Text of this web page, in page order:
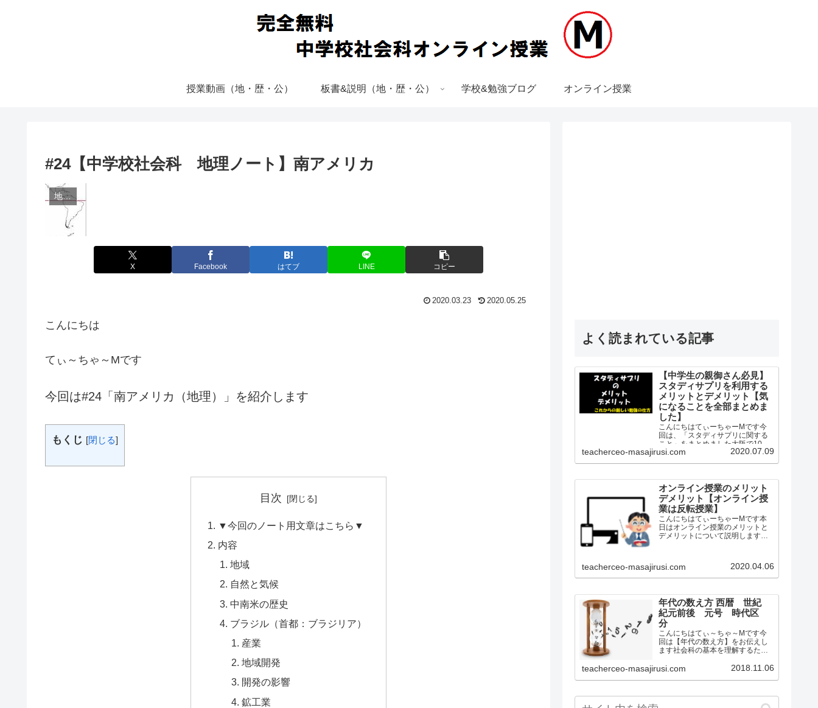
授業動画（地・歴・公） 板書&説明（地・歴・公） 学校&勉強ブログ オンライン授業
#24【中学校社会科 地理ノート】南アメリカ
地理一覧
X Facebook はてブ LINE コピー
2020.03.23 2020.05.25
こんにちは
てぃ～ちゃ～Mです
今回は#24「南アメリカ（地理）」を紹介します
もくじ [閉じる]
目次
▼今回のノート用文章はこちら▼
内容
地域
自然と気候
中南米の歴史
ブラジル（首都：ブラジリア）
産業
地域開発
開発の影響
鉱工業
よく読まれている記事
【中学生の親御さん必見】
スタディサプリを利用する
メリットとデメリット【気
になることを全部まとめま
した】
こんにちはてぃーちゃーMです今
回は、「スタディサプリに関する
こと」をまとめました大阪で10年
間公立学校の社会科の教師として
経験したというプロの観点から
「スタディサプリ」を紹介します
「…
teacherceo-masajirusi.com 2020.07.09
オンライン授業のメリット
デメリット【オンライン授
業は反転授業】
こんにちはてぃーちゃーMです本
日はオンライン授業のメリットと
デメリットについて説明します私
の活用やこれからの日本における
学校教育が変化するだろ…
teacherceo-masajirusi.com 2020.04.06
年代の数え方 西暦 世紀
紀元前後 元号 時代区
分
こんにちはてぃ～ちゃ～Mです今
回は【年代の数え方】をお伝えし
ます社会科の基本を理解するため
聞かれたらいくつかの答え方があ
teacherceo-masajirusi.com 2018.11.06